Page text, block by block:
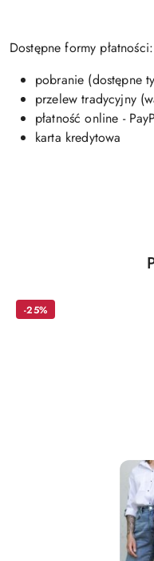
Dostępne formy płatności:
pobranie (dostępne
przelew tradycyjny
płatność online -
karta kredytowa
Pomiń karuzelę
-25%